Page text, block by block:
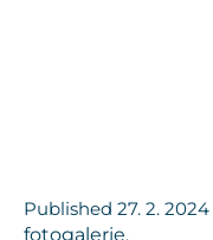
Published 27. 2. 2024
fotogalerie.